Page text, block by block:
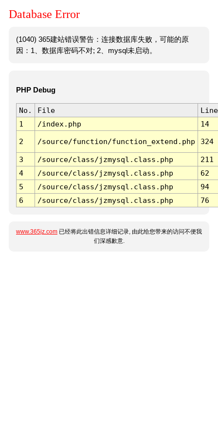
Database Error
(1040) 365建站错误警告：连接数据库失败，可能的原
因：1、数据库密码不对; 2、mysql未启动。
PHP Debug
No. File
Line
1
/index.php 14
2 /source/function/function_extend.php 324
3 /source/class/jzmysql.class.php
211
4
/source/class/jzmysql.class.php
62
5
/source/class/jzmysql.class.php
94
6
/source/class/jzmysql.class.php 76
www.365jz.com 已经将此出错信息详细记录, 由此给您带来的访问不便我
们深感歉意.